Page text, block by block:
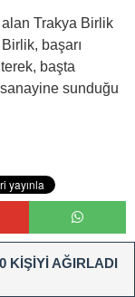
alan Trakya Birlik
başarı
başta
sunduğu
KİŞİYİ AĞIRLADI